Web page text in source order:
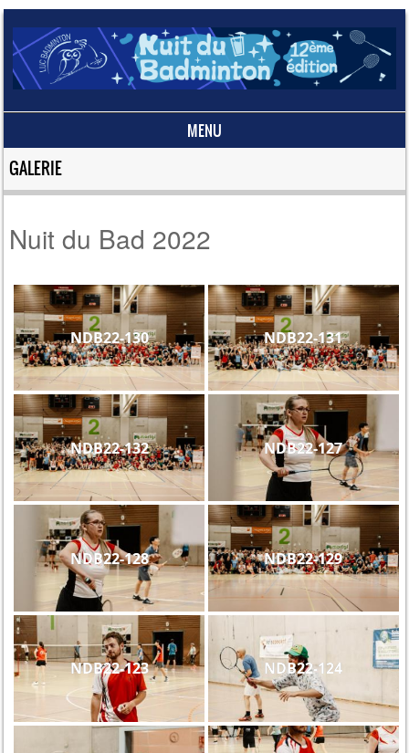
MENU
Skip to content
GALERIE
Nuit du Bad 2022
NDB22-130 NDB22-131
NDB22-132 NDB22-127
NDB22-128 NDB22-129
NDB22-123 NDB22-124